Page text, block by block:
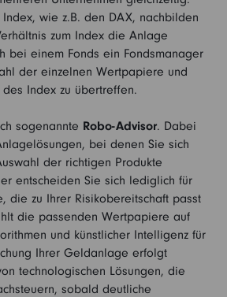
Index, wie z.B. den DAX, nachbilden
zum Index die Anlage
bei einem Fonds ein Fondsmanager
der einzelnen Wertpapiere und
Index zu übertreffen.
sogenannte Robo-Advisor. Dabei
bei denen Sie sich
der richtigen Produkte
entscheiden Sie sich lediglich für
die zu Ihrer Risikobereitschaft passt
die passenden Wertpapiere auf
und künstlicher Intelligenz für
Ihrer Geldanlage erfolgt
technologischen Lösungen, die
sobald deutliche